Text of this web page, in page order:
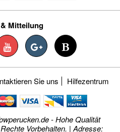
Mitteilung
Sie uns Hilfezentrum
- Hohe Qualität
Vorbehalten. | Adresse: